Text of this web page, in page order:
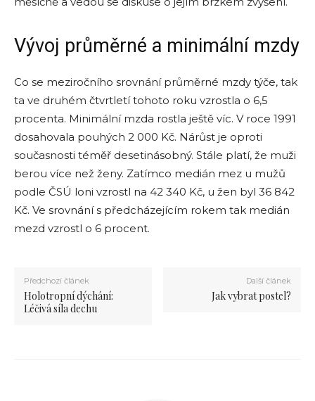
Vývoj průměrné a minimální mzdy
Co se meziročního srovnání průměrné mzdy týče, tak
ta ve druhém čtvrtletí tohoto roku vzrostla o 6,5
procenta. Minimální mzda rostla ještě víc. V roce 1991
dosahovala pouhých 2 000 Kč. Nárůst je oproti
současnosti téměř desetinásobný. Stále platí, že muži
berou více než ženy. Zatímco medián mez u mužů
podle ČSÚ loni vzrostl na 42 340 Kč, u žen byl 36 842
Kč. Ve srovnání s předcházejícím rokem tak medián
mezd vzrostl o 6 procent.
Předchozí článek
Holotropní dýchání:
Léčivá síla dechu
Další článek
Jak vybrat postel?